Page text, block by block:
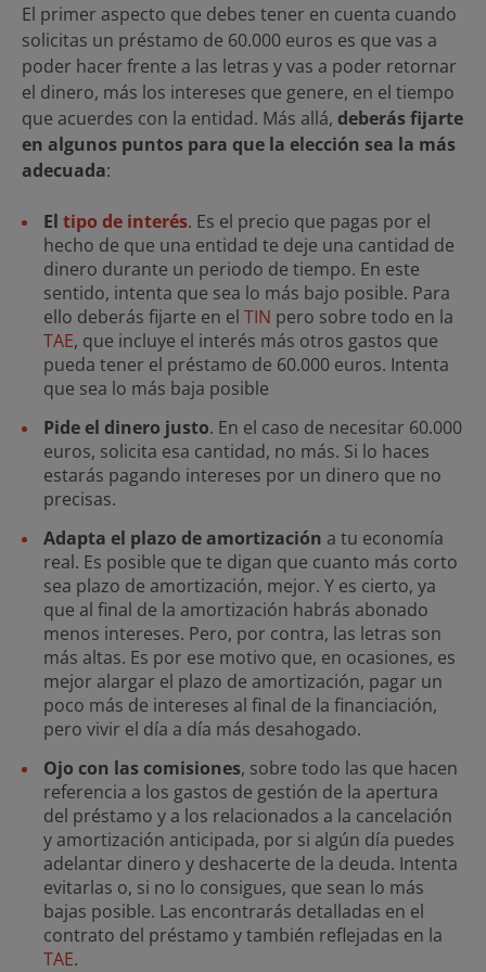
El primer aspecto que debes tener en cuenta cuando
solicitas un préstamo de 60.000 euros es que vas a
poder hacer frente a las letras y vas a poder retornar
el dinero, más los intereses que genere, en el tiempo
que acuerdes con la entidad. Más allá, deberás fijarte
en algunos puntos para que la elección sea la más
adecuada:
El tipo de interés. Es el precio que pagas por el
hecho de que una entidad te deje una cantidad de
dinero durante un periodo de tiempo. En este
sentido, intenta que sea lo más bajo posible. Para
ello deberás fijarte en el TIN pero sobre todo en la
TAE, que incluye el interés más otros gastos que
pueda tener el préstamo de 60.000 euros. Intenta
que sea lo más baja posible
Pide el dinero justo. En el caso de necesitar 60.000
euros, solicita esa cantidad, no más. Si lo haces
estarás pagando intereses por un dinero que no
precisas.
Adapta el plazo de amortización a tu economía
real. Es posible que te digan que cuanto más corto
sea plazo de amortización, mejor. Y es cierto, ya
que al final de la amortización habrás abonado
menos intereses. Pero, por contra, las letras son
más altas. Es por ese motivo que, en ocasiones, es
mejor alargar el plazo de amortización, pagar un
poco más de intereses al final de la financiación,
pero vivir el día a día más desahogado.
Ojo con las comisiones, sobre todo las que hacen
referencia a los gastos de gestión de la apertura
del préstamo y a los relacionados a la cancelación
y amortización anticipada, por si algún día puedes
adelantar dinero y deshacerte de la deuda. Intenta
evitarlas o, si no lo consigues, que sean lo más
bajas posible. Las encontrarás detalladas en el
contrato del préstamo y también reflejadas en la
TAE.